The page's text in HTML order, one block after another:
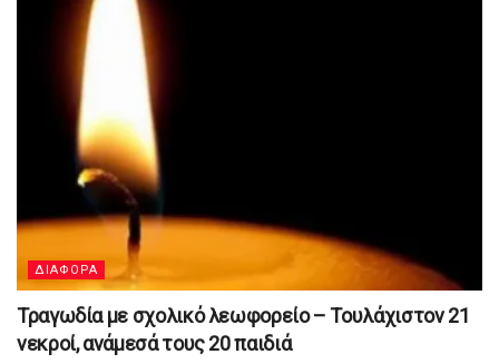
ΔΙΑΦΟΡΑ
Τραγωδία με σχολικό λεωφορείο – Τουλάχιστον 21
νεκροί, ανάμεσά τους 20 παιδιά